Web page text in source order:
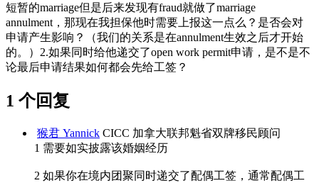
短暂的marriage但是后来发现有fraud就做了marriage
annulment，那现在我担保他时需要上报这一点么？是否会对
申请产生影响？（我们的关系是在annulment生效之后才开始
的。）2.如果同时给他递交了open work permit申请，是不是不
论最后申请结果如何都会先给工签？
1 个回复
猴君 Yannick CICC 加拿大联邦魁省双牌移民顾问
1 需要如实披露该婚姻经历
2 如果你在境内团聚同时递交了配偶工签，通常配偶工